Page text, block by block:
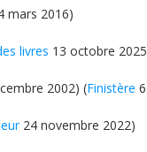
mars 2016)
livres 13 octobre
2002) (Finistère
24 novembre 2022)